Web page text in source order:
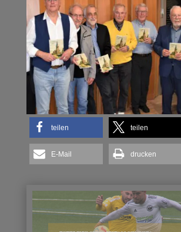
teilen teilen
E-Mail drucken